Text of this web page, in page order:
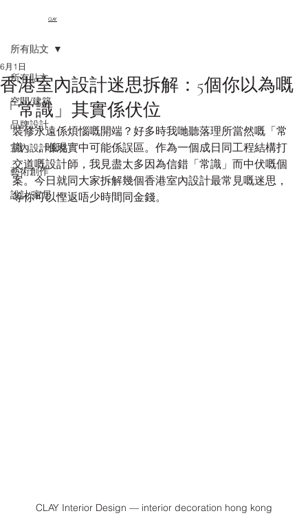
CLAY
所有貼文
空間/建築
品牌設計
室內設計風格
藝術創作
設計/家居
所有貼文
香港室內設計迷思拆解：5個你以為嘅
「常識」其實係伏位
6月1日
裝修永遠係煩惱嘅開端？好多時我哋聽落理所當然嘅「常
識」，喺現實中可能係誤區。作為一個成日同工程結構打
交道嘅設計師，我見盡太多因為信錯「常識」而中伏嘅個
案。今日就同大家拆解幾個香港室內設計最常見嘅迷思，
等你可以慳返唔少時間同金錢。
CLAY Interior Design — interior decoration hong kong